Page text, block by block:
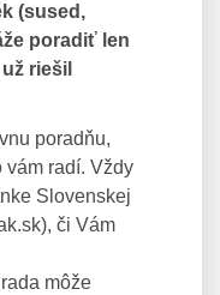
(sused,
poradiť len
riešil
poradňu,
vám radí. Vždy
Slovenskej
či Vám
môže